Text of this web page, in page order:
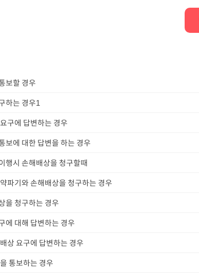
보할 경우
하는 경우1
구에 답변하는 경우
보에 대한 답변을 하는 경우
행시 손해배상을 청구할때
파기와 손해배상을 청구하는 경우
을 청구하는 경우
에 대해 답변하는 경우
상 요구에 답변하는 경우
통보하는 경우